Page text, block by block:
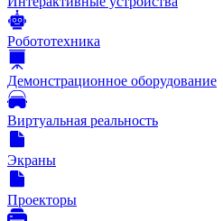
Робототехника
Демонстрационное оборудование
Виртуальная реальность
Экраны
Проекторы